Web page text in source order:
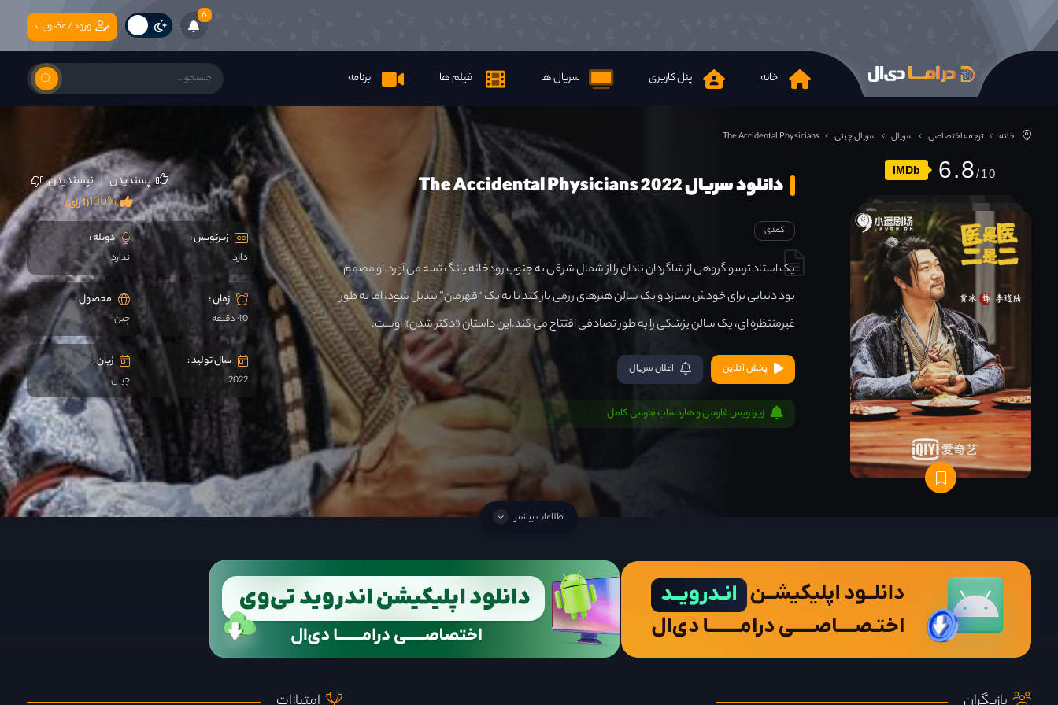
6
خانه پنل کاربری سریال ها فیلم ها برنامه
ورود/عضویت
خانه ترجمه اختصاصی سریال سریال چینی The Accidental Physicians
IMDb 6.8
دانلود سریال The Accidental Physicians 2022 پسندیدن نپسندیدن
(1 رای)100%
کمدی
یک استاد ترسو گروهی از شاگردان نادان را از شمال شرقی به جنوب رودخانه یانگ تسه می آورد.او مصمم
بود دنیایی برای خودش بسازد و یک سالن هنرهای رزمی باز کند تا به یک “قهرمان” تبدیل شود، اما به طور
غیرمنتظره ای، یک سالن پزشکی را به طور تصادفی افتتاح می کند.این داستان «دکتر شدن» اوست.
پخش آنلاین اعلان سریال
زیرنویس فارسی و هاردساب فارسی کامل
زیرنویس :
دارد
دوبله :
ندارد
زمان :
40 دقیقه
محصول :
چين
سال تولید :
2022
زبان :
چینی
اطلاعات بیشتر